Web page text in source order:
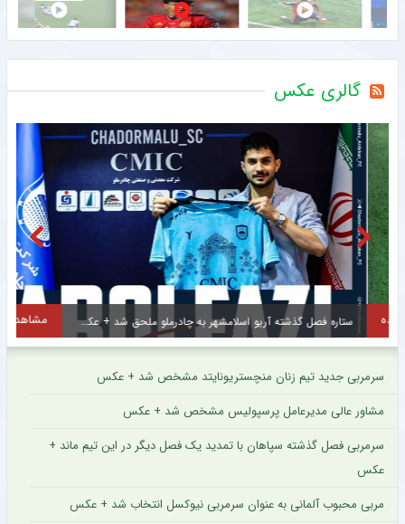
گالری عکس
ستاره فصل گذشته آریو اسلامشهر به چادرملو ملحق شد + عکس مشاهده
سرمربی جدید تیم زنان منچستریونایتد مشخص شد + عکس
مشاور عالی مدیرعامل پرسپولیس مشخص شد + عکس
سرمربی فصل گذشته سپاهان با تمدید یک فصل دیگر در این تیم ماند +
عکس
مربی محبوب آلمانی به عنوان سرمربی نیوکسل انتخاب شد + عکس